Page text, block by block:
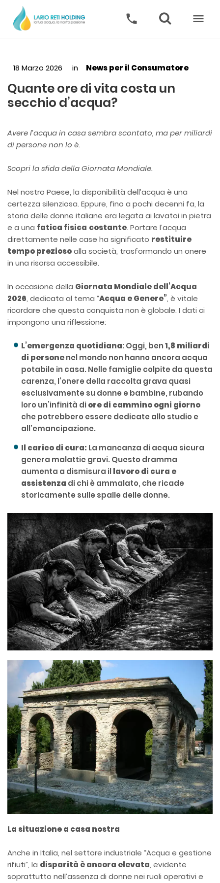
Codice Etico
Statuto
Sistema di Gestione Integrato
La struttura societaria
Azionariato
Cariche Sociali
Water Alliance
Sinergie Territoriali
Nuove Energie Territoriali
Fornitori e Gare
Regolamento per la disciplina dei contratti pubblici
Diventare Fornitori
Affidamenti Diretti
Archivio
Indagini di mercato e manifestazioni di interesse
Lavora con Noi
Contatti
18 Marzo 2026 in News per il Consumatore
Quante ore di vita costa un
secchio d’acqua?
Avere l’acqua in casa sembra scontato, ma per miliardi
di persone non lo è.
Scopri la sfida della Giornata Mondiale.
Nel nostro Paese, la disponibilità dell’acqua è una
certezza silenziosa. Eppure, fino a pochi decenni fa, la
storia delle donne italiane era legata ai lavatoi in pietra
e a una fatica fisica costante. Portare l’acqua
direttamente nelle case ha significato restituire
tempo preziosoalla società, trasformando un onere
in una risorsa accessibile.
In occasione della Giornata Mondiale dell’Acqua
2026, dedicata al tema “Acqua e Genere”, è vitale
ricordare che questa conquista non è globale. I dati ci
impongono una riflessione:
L’emergenza quotidiana: Oggi, ben1,8 miliardi
di personenel mondo non hanno ancora acqua
potabile in casa. Nelle famiglie colpite da questa
carenza, l’onere della raccolta grava quasi
esclusivamente su donne e bambine, rubando
loro un’infinità diore di cammino ogni giorno
che potrebbero essere dedicate allo studio e
all’emancipazione.
Il carico di cura: La mancanza di acqua sicura
genera malattie gravi. Questo dramma
aumenta a dismisura illavoro di cura e
assistenza di chi è ammalato, che ricade
storicamente sulle spalle delle donne.
La situazione a casa nostra
Anche in Italia, nel settore industriale “Acqua e gestione
rifiuti”, la disparità è ancora elevata, evidente
soprattutto nell’assenza di donne nei ruoli operativi e